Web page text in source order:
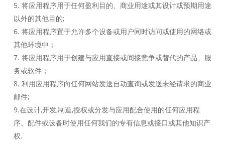
5. 将应用程序用于任何盈利目的、商业用途或其设计或预期用途
以外的其他目的;
6. 将应用程序置于允许多个设备或用户同时访问或使用的网络或
其他环境中；
7. 将应用程序用于创建与应用直接或间接竞争或替代的产品、服
务或软件；
8. 利用应用程序向任何网站发送自动查询或发送未经请求的商业
邮件;
9.在设计,开发,制造,授权或分发与应用配合使用的任何应用程
序、配件或设备时使用任何我们的专有信息或接口或其他知识产
权.